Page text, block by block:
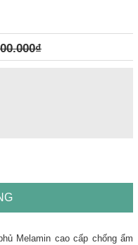
Melamin cao cấp chống ẩm